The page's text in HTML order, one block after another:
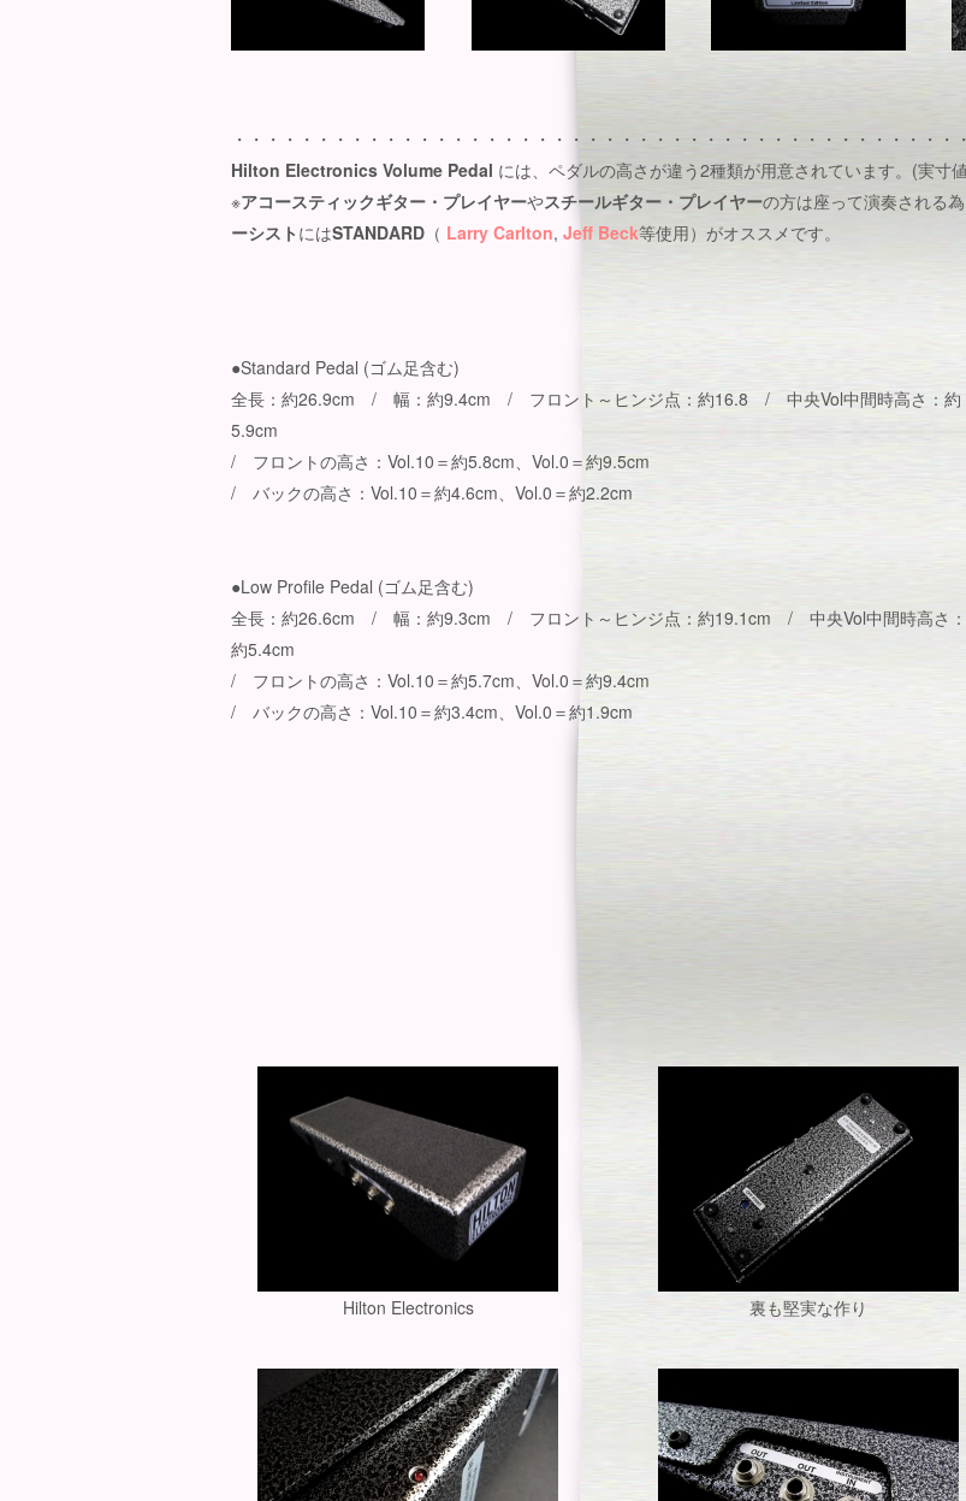
・・・・・・・・・・・・・・・・・・・・・・・・・・・・・・・・・・・・・・・・・・
Hilton Electronics Volume Pedal には、ペダルの高さが違う2種類が用意されています。(実寸
※アコースティックギター・プレイヤーやスチールギター・プレイヤーの方は座って演奏される為
ーシスト にはSTANDARD （ Larry Carlton, Jeff Beck等使用）がオススメです。
●Standard Pedal (ゴム足含む)
全長：約26.9cm / 幅：約9.4cm / フロント～ヒンジ点：約16.8 / 中央Vol中間時高さ：約
5.9cm
/ フロントの高さ：Vol.10＝約5.8cm、Vol.0＝約9.5cm
/ バックの高さ：Vol.10＝約4.6cm、Vol.0＝約2.2cm
●Low Profile Pedal (ゴム足含む)
全長：約26.6cm / 幅：約9.3cm / フロント～ヒンジ点：約19.1cm / 中央Vol中間時高さ：
約5.4cm
/ フロントの高さ：Vol.10＝約5.7cm、Vol.0＝約9.4cm
/ バックの高さ：Vol.10＝約3.4cm、Vol.0＝約1.9cm
Hilton Electronics 裏も堅実な作り